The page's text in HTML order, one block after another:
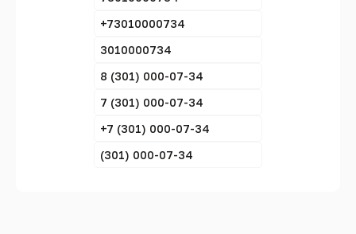
+73010000734
3010000734
8 (301) 000-07-34
7 (301) 000-07-34
+7 (301) 000-07-34
(301) 000-07-34